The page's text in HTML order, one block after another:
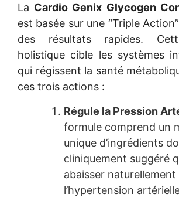
La Cardio Genix Glycogen
est basée sur une “Triple
des résultats rapides.
holistique cible les systèmes
qui régissent la santé
ces trois actions :
Régule la Pression
formule comprend un
unique d’ingrédients
cliniquement suggéré
abaisser naturellement
l’hypertension